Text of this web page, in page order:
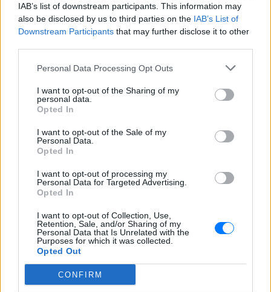
IAB’s list of downstream participants. This information may
also be disclosed by us to third parties on the IAB’s List of
Downstream Participants that may further disclose it to other
Personal Data Processing Opt Outs
I want to opt-out of the Sharing of my
personal data.
Opted In
I want to opt-out of the Sale of my
Personal Data.
Opted In
I want to opt-out of processing my
Personal Data for Targeted Advertising.
Opted In
I want to opt-out of Collection, Use,
Retention, Sale, and/or Sharing of my
Personal Data that Is Unrelated with the
Purposes for which it was collected.
Opted Out
CONFIRM
ΔΙΑΦΗΜΙΣΗ